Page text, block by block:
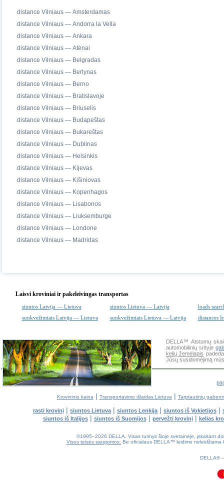
distance Vilniaus — Amsterdamas
distance Vilniaus — Andorra la Vella
distance Vilniaus — Ankara
distance Vilniaus — Atėnai
distance Vilniaus — Belgradas
distance Vilniaus — Berlynas
distance Vilniaus — Berno
distance Vilniaus — Bratislavoje
distance Vilniaus — Briuselis
distance Vilniaus — Budapeštas
distance Vilniaus — Bukareštas
distance Vilniaus — Dublinas
distance Vilniaus — Helsinkis
distance Vilniaus — Kijevas
distance Vilniaus — Kišiniovas
distance Vilniaus — Kopenhagos
distance Vilniaus — Lisabonos
distance Vilniaus — Liuksemburge
distance Vilniaus — Londone
distance Vilniaus — Madridas
Laisvi kroviniai ir pakeleivingas transportas
siuntos Latvija — Lietuva siuntos Lietuva — Latvija
loads
sunkvežimiais Latvija — Lietuva
sunkvežimiais Lietuva — Latvija distances
DELLA™ Atstumų
automobilinių srityje
kelių žemėlapis
Jūsų susidomėjimą
Krovininio kaina | Transportavimo išlaidas Lietuva | Tarptautinių
rasti krovinį | siuntos Lietuva | siuntos Lenkija | siuntos iš Vokietijos |
siuntos iš Italijos| siuntos iš Suomijos| pervežti krovinį| kelias
©1995–2026 DELLA. Visas turinys šioje svetainėje, įskaitant
Visos teisės saugomos. Be oficialaus DELLA™ leidimo neleidžiama
DELLA®